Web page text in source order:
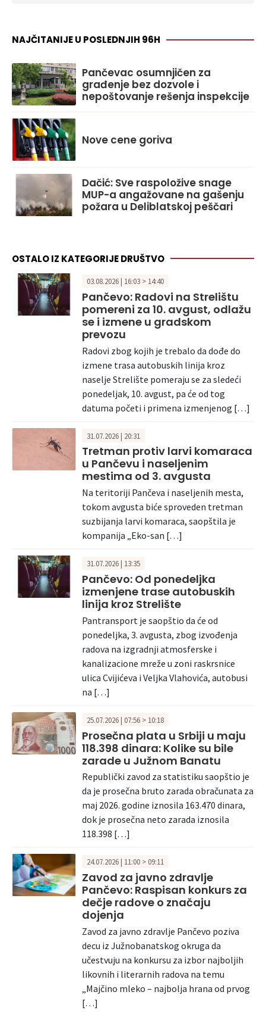
NAJČITANIJE U POSLEDNJIH 96H
Pančevac osumnjičen za
građenje bez dozvole i
nepoštovanje rešenja inspekcije
Nove cene goriva
Dačić: Sve raspoložive snage
MUP-a angažovane na gašenju
požara u Deliblatskoj peščari
OSTALO IZ KATEGORIJE DRUŠTVO
03.08.2026 | 16:03 > 14:40
Pančevo: Radovi na Strelištu
pomereni za 10. avgust, odlažu
se i izmene u gradskom
prevozu
Radovi zbog kojih je trebalo da dođe do
izmene trasa autobuskih linija kroz
naselje Strelište pomeraju se za sledeći
ponedeljak, 10. avgust, pa će od tog
datuma početi i primena izmenjenog […]
31.07.2026 | 20:31
Tretman protiv larvi komaraca
u Pančevu i naseljenim
mestima od 3. avgusta
Na teritoriji Pančeva i naseljenih mesta,
tokom avgusta biće sproveden tretman
suzbijanja larvi komaraca, saopštila je
kompanija „Eko-san […]
31.07.2026 | 13:35
Pančevo: Od ponedeljka
izmenjene trase autobuskih
linija kroz Strelište
Pantransport je saopštio da će od
ponedeljka, 3. avgusta, zbog izvođenja
radova na izgradnji atmosferske i
kanalizacione mreže u zoni raskrsnice
ulica Cvijićeva i Veljka Vlahovića, autobusi
na […]
25.07.2026 | 07:56 > 10:18
Prosečna plata u Srbiji u maju
118.398 dinara: Kolike su bile
zarade u Južnom Banatu
Republički zavod za statistiku saopštio je
da je prosečna bruto zarada obračunata za
maj 2026. godine iznosila 163.470 dinara,
dok je prosečna neto zarada iznosila
118.398 […]
24.07.2026 | 11:00 > 09:11
Zavod za javno zdravlje
Pančevo: Raspisan konkurs za
dečje radove o značaju
dojenja
Zavod za javno zdravlje Pančevo poziva
decu iz Južnobanatskog okruga da
učestvuju na konkursu za izbor najboljih
likovnih i literarnih radova na temu
„Majčino mleko – najbolja hrana od prvog
[…]